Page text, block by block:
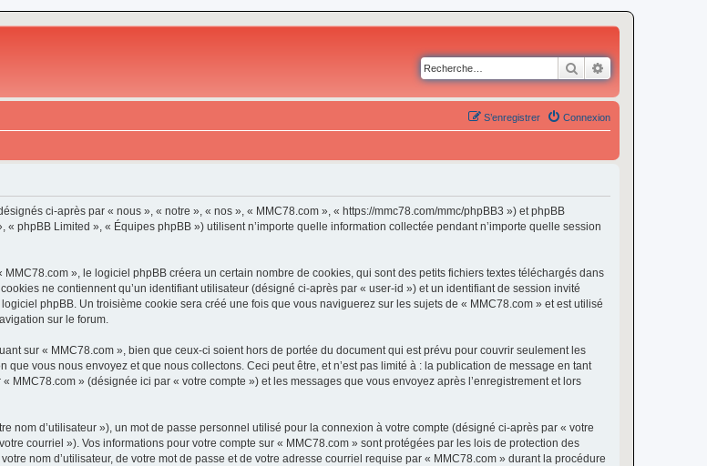
Rechercher
Connexion
S’enregistrer
ci-après par « nous », « notre », « nos », « MMC78.com », « https://mmc78.com/mmc/phpBB3 ») et phpBB
phpBB Limited », « Équipes phpBB ») utilisent n’importe quelle information collectée pendant n’importe quelle session
», le logiciel phpBB créera un certain nombre de cookies, qui sont des petits fichiers textes téléchargés dans
ne contiennent qu’un identifiant utilisateur (désigné ci-après par « user-id ») et un identifiant de session invité
phpBB. Un troisième cookie sera créé une fois que vous naviguerez sur les sujets de « MMC78.com » et est utilisé
sur le forum.
sur « MMC78.com », bien que ceux-ci soient hors de portée du document qui est prévu pour couvrir seulement les
vous nous envoyez et que nous collectons. Ceci peut être, et n’est pas limité à : la publication de message en tant
MMC78.com » (désignée ici par « votre compte ») et les messages que vous envoyez après l’enregistrement et lors
nom d’utilisateur »), un mot de passe personnel utilisé pour la connexion à votre compte (désigné ci-après par « votre
courriel »). Vos informations pour votre compte sur « MMC78.com » sont protégées par les lois de protection des
nom d’utilisateur, de votre mot de passe et de votre adresse courriel requise par « MMC78.com » durant la procédure